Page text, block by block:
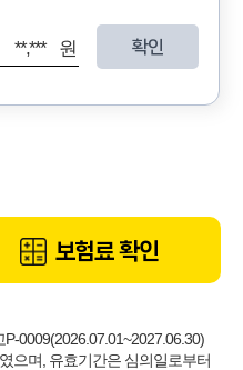
**,*** 원 확인
보험료 확인
0009(2026.07.01~2027.06.30)
으며, 유효기간은 심의일로부터